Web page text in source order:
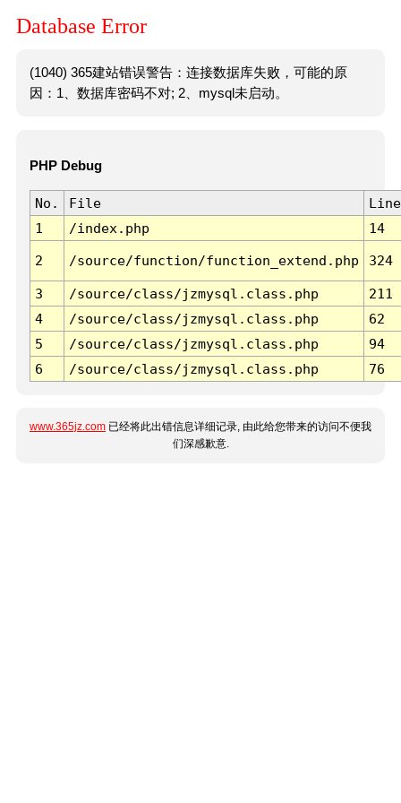
Database Error
(1040) 365建站错误警告：连接数据库失败，可能的原
因：1、数据库密码不对; 2、mysql未启动。
PHP Debug
No. File
Line
1
/index.php 14
2 /source/function/function_extend.php 324
3 /source/class/jzmysql.class.php
211
4
/source/class/jzmysql.class.php
62
5
/source/class/jzmysql.class.php
94
6
/source/class/jzmysql.class.php 76
www.365jz.com 已经将此出错信息详细记录, 由此给您带来的访问不便我
们深感歉意.